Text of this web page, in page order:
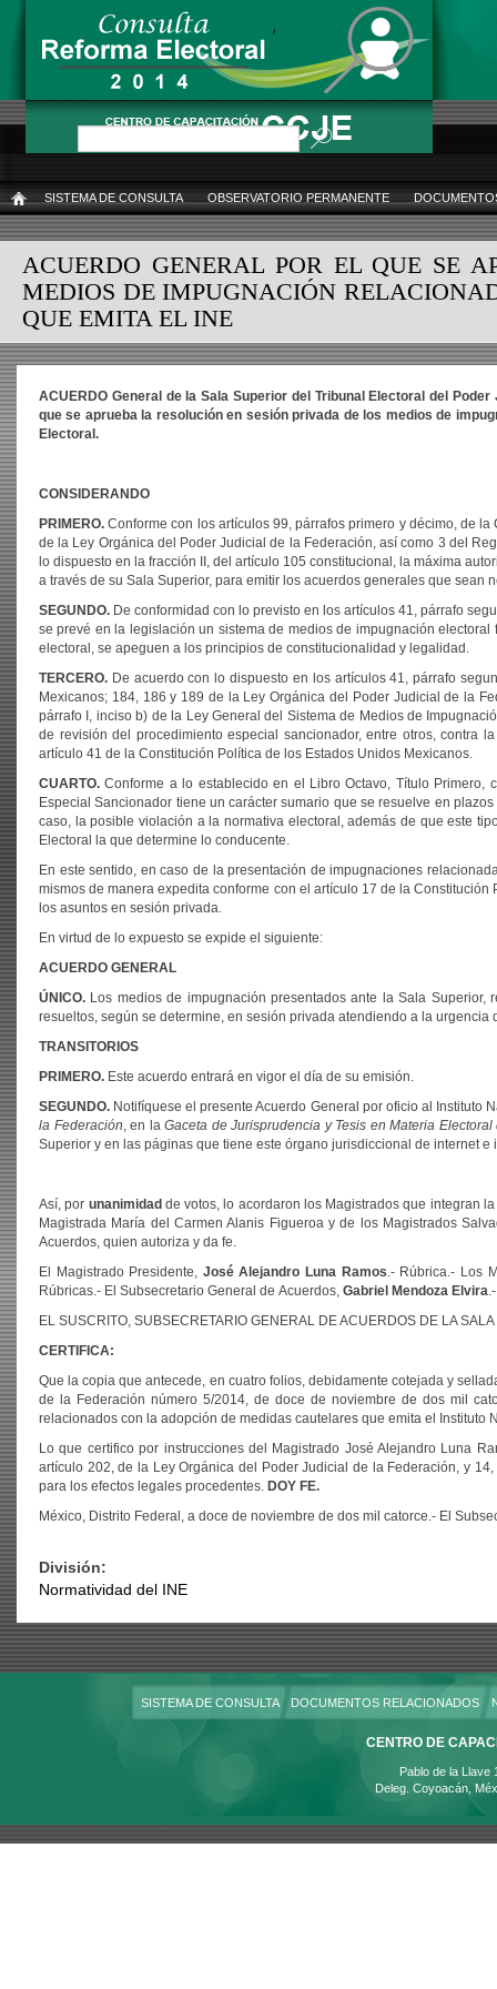
contenido
SISTEMA DE CONSULTA OBSERVATORIO PERMANENTE
ACUERDO GENERAL POR EL QUE SE
MEDIOS DE IMPUGNACIÓN
QUE EMITA EL INE
ACUERDO General de la Sala Superior del Tribunal Electoral del
que se aprueba la resolución en sesión privada de los medios de
Electoral.
CONSIDERANDO
PRIMERO. Conforme con los artículos 99, párrafos primero y décimo, de
de la Ley Orgánica del Poder Judicial de la Federación, así como 3 del
lo dispuesto en la fracción II, del artículo 105 constitucional, la máxima
a través de su Sala Superior, para emitir los acuerdos generales que
SEGUNDO. De conformidad con lo previsto en los artículos 41, párrafo
se prevé en la legislación un sistema de medios de impugnación
electoral, se apeguen a los principios de constitucionalidad y legalidad.
TERCERO. De acuerdo con lo dispuesto en los artículos 41, párrafo
Mexicanos; 184, 186 y 189 de la Ley Orgánica del Poder Judicial de la
párrafo I, inciso b) de la Ley General del Sistema de Medios de
de revisión del procedimiento especial sancionador, entre otros, contra
artículo 41 de la Constitución Política de los Estados Unidos Mexicanos.
CUARTO. Conforme a lo establecido en el Libro Octavo, Título Primero,
Especial Sancionador tiene un carácter sumario que se resuelve en
caso, la posible violación a la normativa electoral, además de que este
Electoral la que determine lo conducente.
En este sentido, en caso de la presentación de impugnaciones
mismos de manera expedita conforme con el artículo 17 de la
los asuntos en sesión privada.
En virtud de lo expuesto se expide el siguiente:
ACUERDO GENERAL
ÚNICO. Los medios de impugnación presentados ante la Sala
resueltos, según se determine, en sesión privada atendiendo a la urgencia
TRANSITORIOS
PRIMERO. Este acuerdo entrará en vigor el día de su emisión.
SEGUNDO. Notifíquese el presente Acuerdo General por oficio al
la Federación, en la Gaceta de Jurisprudencia y Tesis en Materia
Superior y en las páginas que tiene este órgano jurisdiccional de internet e
Así, por unanimidad de votos, lo acordaron los Magistrados que integran
Magistrada María del Carmen Alanis Figueroa y de los Magistrados
Acuerdos, quien autoriza y da fe.
El Magistrado Presidente, José Alejandro Luna Ramos.- Rúbrica.- Los
Rúbricas.- El Subsecretario General de Acuerdos, Gabriel Mendoza Elvira
EL SUSCRITO, SUBSECRETARIO GENERAL DE ACUERDOS DE LA
CERTIFICA:
Que la copia que antecede, en cuatro folios, debidamente cotejada y
de la Federación número 5/2014, de doce de noviembre de dos mil
relacionados con la adopción de medidas cautelares que emita el Instituto
Lo que certifico por instrucciones del Magistrado José Alejandro Luna
artículo 202, de la Ley Orgánica del Poder Judicial de la Federación, y
para los efectos legales procedentes. DOY FE.
México, Distrito Federal, a doce de noviembre de dos mil catorce.- El
División:
Normatividad del INE
SISTEMA DE CONSULTA DOCUMENTOS RELACIONADOS
CENTRO DE
Pablo de la Llave
Deleg. Coyoacán,